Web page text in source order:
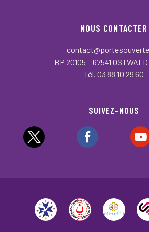
NOUS CONTACTER
BP 20105 – 67541
Tél. 03 88 10 29 60
SUIVEZ-NOUS